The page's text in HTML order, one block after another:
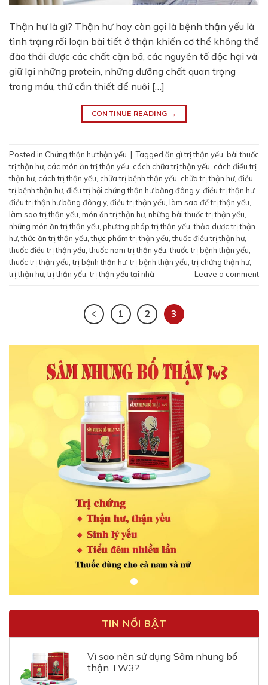
Thận hư là gì? Thận hư hay còn gọi là bệnh thận yếu là
tình trạng rối loạn bài tiết ở thận khiến cơ thể không thể
đào thải được các chất cặn bã, các nguyên tố độc hại và
giữ lại những protein, những dưỡng chất quan trọng
trong máu, thứ cần thiết để nuôi […]
CONTINUE READING →
Posted in Chứng thận hư thận yếu | Tagged ăn gì trị thận yếu, bài thuốc
trị thận hư, các món ăn trị thận yếu, cách chữa trị thận yếu, cách điều trị
thận hư, cách trị thận yếu, chữa trị bệnh thận yếu, chữa trị thận hư, điều
trị bệnh thận hư, điều trị hội chứng thận hư bằng đông y, điều trị thận hư,
điều trị thận hư bằng đông y, điều trị thận yếu, làm sao để trị thận yếu,
làm sao trị thận yếu, món ăn trị thận hư, những bài thuốc trị thận yếu,
những món ăn trị thận yếu, phương pháp trị thận yếu,thảo dược trị thận
hư,thức ăn trị thận yếu,thực phẩm trị thận yếu,thuốc điều trị thận hư,
thuốc điều trị thận yếu,thuốc nam trị thận yếu,thuốc trị bệnh thận yếu,
thuốc trị thận yếu,trị bệnh thận hư,trị bệnh thận yếu,trị chứng thận hư,
trị thận hư,trị thận yếu,trị thận yếu tại nhà Leave a comment
1 2 3
TIN NỔI BẬT
Vì sao nên sử dụng Sâm nhung bổ
thận TW3?